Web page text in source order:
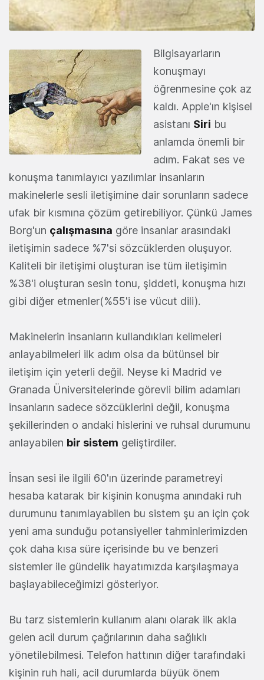
Bilgisayarların
konuşmayı
öğrenmesine çok az
kaldı. Apple'ın kişisel
asistanı Siri bu
anlamda önemli bir
adım. Fakat ses ve
konuşma tanımlayıcı yazılımlar insanların
makinelerle sesli iletişimine dair sorunların sadece
ufak bir kısmına çözüm getirebiliyor. Çünkü James
Borg'un çalışmasına göre insanlar arasındaki
iletişimin sadece %7'si sözcüklerden oluşuyor.
Kaliteli bir iletişimi oluşturan ise tüm iletişimin
%38'i oluşturan sesin tonu, şiddeti, konuşma hızı
gibi diğer etmenler(%55'i ise vücut dili).
Makinelerin insanların kullandıkları kelimeleri
anlayabilmeleri ilk adım olsa da bütünsel bir
iletişim için yeterli değil. Neyse ki Madrid ve
Granada Üniversitelerinde görevli bilim adamları
insanların sadece sözcüklerini değil, konuşma
şekillerinden o andaki hislerini ve ruhsal durumunu
anlayabilen bir sistem geliştirdiler.
İnsan sesi ile ilgili 60'ın üzerinde parametreyi
hesaba katarak bir kişinin konuşma anındaki ruh
durumunu tanımlayabilen bu sistem şu an için çok
yeni ama sunduğu potansiyeller tahminlerimizden
çok daha kısa süre içerisinde bu ve benzeri
sistemler ile gündelik hayatımızda karşılaşmaya
başlayabileceğimizi gösteriyor.
Bu tarz sistemlerin kullanım alanı olarak ilk akla
gelen acil durum çağrılarının daha sağlıklı
yönetilebilmesi. Telefon hattının diğer tarafındaki
kişinin ruh hali, acil durumlarda büyük önem